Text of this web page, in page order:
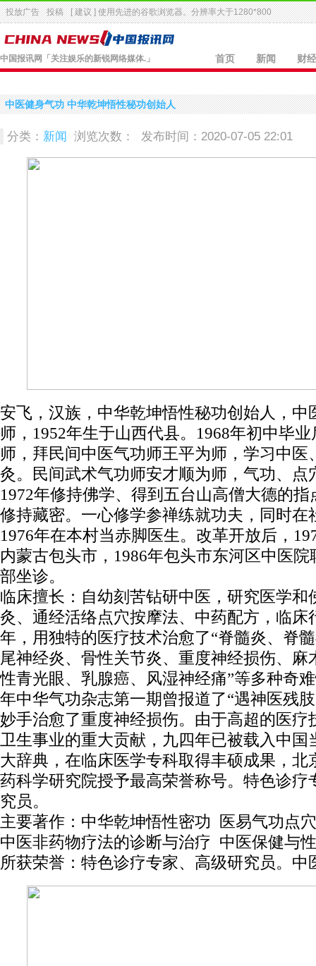
投放广告 投稿 [ 建议 ] 使用先进的谷歌浏览器。分辨率大于1280*800
中国报讯网 「关注娱乐的新锐网络媒体.」 首页 新闻 财经
中医健身气功 中华乾坤悟性秘功创始人
分类： 新闻 浏览次数： 发布时间：2020-07-05 22:01
安飞，汉族，中华乾坤悟性秘功创始人，中
师，1952年生于山西代县。1968年初中毕
师，拜民间中医气功师王平为师，学习中医
灸。民间武术气功师安才顺为师，气功、点
1972年修持佛学、得到五台山高僧大德的指
修持藏密。一心修学参禅练就功夫，同时在
1976年在本村当赤脚医生。改革开放后，
内蒙古包头市，1986年包头市东河区中医院
部坐诊。
临床擅长：自幼刻苦钻研中医，研究医学和
灸、通经活络点穴按摩法、中药配方，临床
年，用独特的医疗技术治愈了“脊髓炎、脊
尾神经炎、骨性关节炎、重度神经损伤、麻
性青光眼、乳腺癌、风湿神经痛”等多种奇
年中华气功杂志第一期曾报道了“遇神医残
妙手治愈了重度神经损伤。由于高超的医疗
卫生事业的重大贡献，九四年已被载入中国
大辞典，在临床医学专科取得丰硕成果，北
药科学研究院授予最高荣誉称号。特色诊疗
究员。
主要著作：中华乾坤悟性密功 医易气功点
中医非药物疗法的诊断与治疗 中医保健与
所获荣誉：特色诊疗专家、高级研究员。中